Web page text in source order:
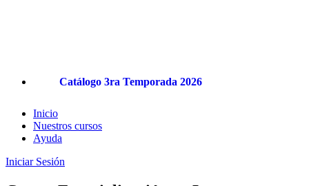
Catálogo 3ra Temporada 2026
Inicio
Nuestros cursos
Ayuda
Iniciar Sesión